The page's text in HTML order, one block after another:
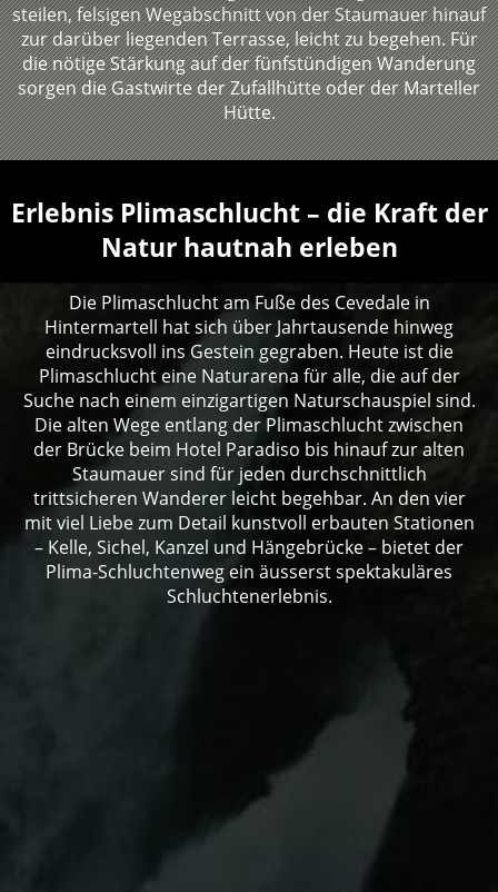
steilen, felsigen Wegabschnitt von der Staumauer hinauf
zur darüber liegenden Terrasse, leicht zu begehen. Für
die nötige Stärkung auf der fünfstündigen Wanderung
sorgen die Gastwirte der Zufallhütte oder der Marteller
Hütte.
Erlebnis Plimaschlucht – die Kraft der
Natur hautnah erleben
Die Plimaschlucht am Fuße des Cevedale in
Hintermartell hat sich über Jahrtausende hinweg
eindrucksvoll ins Gestein gegraben. Heute ist die
Plimaschlucht eine Naturarena für alle, die auf der
Suche nach einem einzigartigen Naturschauspiel sind.
Die alten Wege entlang der Plimaschlucht zwischen
der Brücke beim Hotel Paradiso bis hinauf zur alten
Staumauer sind für jeden durchschnittlich
trittsicheren Wanderer leicht begehbar. An den vier
mit viel Liebe zum Detail kunstvoll erbauten Stationen
– Kelle, Sichel, Kanzel und Hängebrücke – bietet der
Plima-Schluchtenweg ein äusserst spektakuläres
Schluchtenerlebnis.